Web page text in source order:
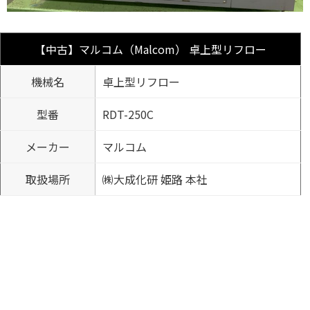
【中古】マルコム（Malcom） 卓上型リフロー
機械名
卓上型リフロー
型番
RDT-250C
メーカー
マルコム
取扱場所
㈱大成化研 姫路 本社